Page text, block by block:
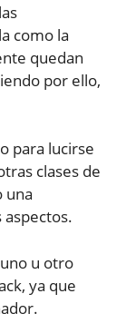
como la
quedan
por ello,
para lucirse
clases de
una
u otro
ya que